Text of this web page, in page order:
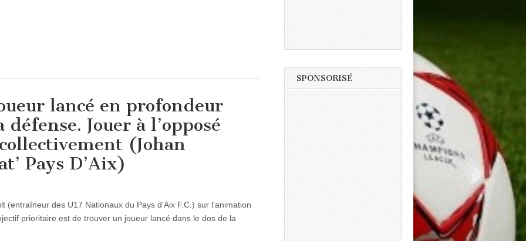
lancé en profondeur
Jouer à l’opposé
(Johan
Pays D’Aix)
(entraîneur des U17 Nationaux du Pays d’Aix F.C.) sur l’animation
prioritaire est de trouver un joueur lancé dans le dos de la
SPONSORISÉ